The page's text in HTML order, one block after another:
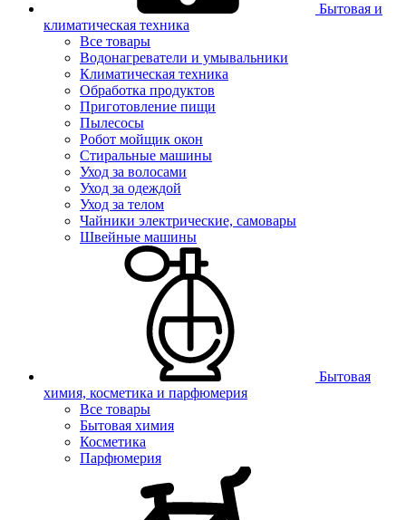
Бытовая и
климатическая техника
Все товары
Водонагреватели и умывальники
Климатическая техника
Обработка продуктов
Приготовление пищи
Пылесосы
Робот мойщик окон
Стиральные машины
Уход за волосами
Уход за одеждой
Уход за телом
Чайники электрические, самовары
Швейные машины
Бытовая
химия, косметика и парфюмерия
Все товары
Бытовая химия
Косметика
Парфюмерия